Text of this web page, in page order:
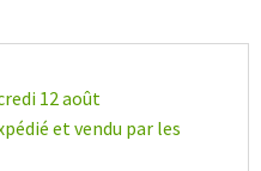
12 août
et vendu par les